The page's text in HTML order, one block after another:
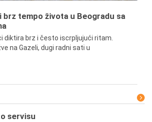
brz tempo života u Beogradu sa
diktira brz i često iscrpljujući ritam.
na Gazeli, dugi radni sati u
servisu